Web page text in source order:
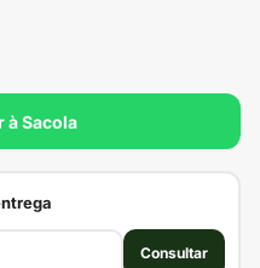
à Sacola
Consultar